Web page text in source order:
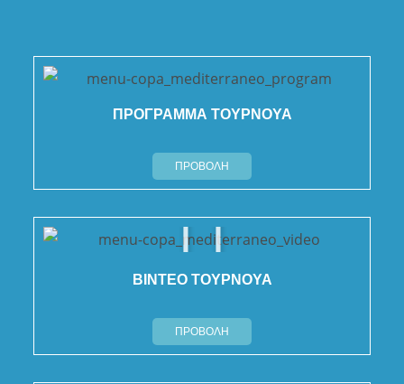
ΠΡΟΓΡΑΜΜΑ ΤΟΥΡΝΟΥΑ
ΠΡΟΒΟΛΗ
ΒΙΝΤΕΟ ΤΟΥΡΝΟΥΑ
ΠΡΟΒΟΛΗ